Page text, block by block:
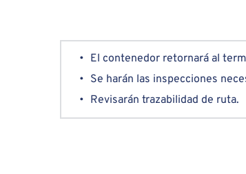
El contenedor retornará al
Se harán las inspecciones
Revisarán trazabilidad de ruta.